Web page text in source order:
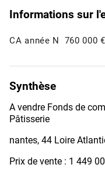
Informations sur
CA année N 760 000 €
Synthèse
A vendre Fonds de
Pâtisserie
nantes, 44 Loire
Prix de vente : 1 449